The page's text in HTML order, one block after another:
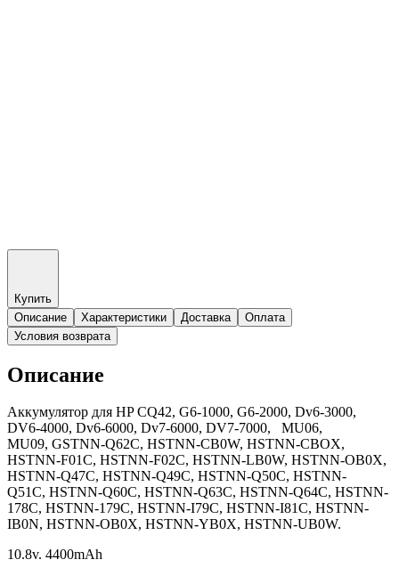
Купить
Описание
Характеристики Доставка
Оплата
Условия возврата
Описание
Аккумулятор для HP CQ42, G6-1000, G6-2000, Dv6-3000,
DV6-4000, Dv6-6000, Dv7-6000, DV7-7000, MU06,
MU09, GSTNN-Q62C, HSTNN-CB0W, HSTNN-CBOX,
HSTNN-F01C, HSTNN-F02C, HSTNN-LB0W, HSTNN-OB0X,
HSTNN-Q47C, HSTNN-Q49C, HSTNN-Q50C, HSTNN-
Q51C, HSTNN-Q60C, HSTNN-Q63C, HSTNN-Q64C, HSTNN-
178C, HSTNN-179C, HSTNN-I79C, HSTNN-I81C, HSTNN-
IB0N, HSTNN-OB0X, HSTNN-YB0X, HSTNN-UB0W.
10.8v. 4400mAh